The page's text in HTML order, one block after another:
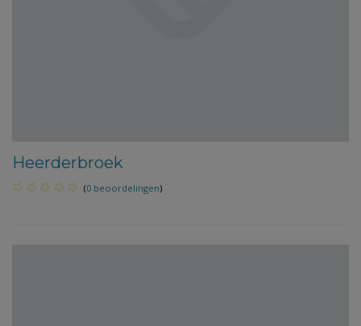
Heerderbroek
(0 beoordelingen)